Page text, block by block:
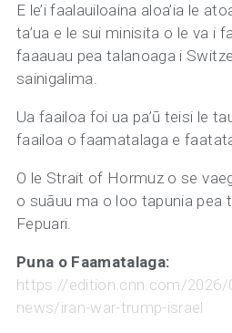
E le’i faalauiloaina aloa’ia le
ta’ua e le sui minisita o le va i
faaauau pea talanoaga i
sainigalima.
Ua faailoa foi ua pa’ū teisi le
faailoa o faamatalaga e
O le Strait of Hormuz o se
o suāuu ma o loo tapunia pea
Fepuari.
Puna o Faamatalaga:
https://edition.cnn.com/
news/iran-war-trump-israel